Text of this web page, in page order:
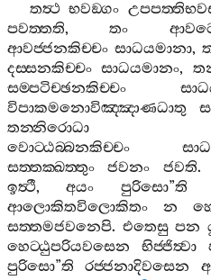
තත්‍ථ භවඞ‍්ගං
පවත‍්තති,තං
ආවජ‍්ජනකිච‍්චං සාධයමානා,
දස‍්සනකිච‍්චං සාධයමානං,
සම‍්පටිච‍්ඡනකිච‍්චං
විපාකමනොවිඤ‍්ඤාණධාතු
තන‍්නිරොධා
වොට‍්ඨබ‍්බනකිච‍්චං
සත‍්තක‍්ඛත‍්තුං
ජවනං ජවති
ඉත්‍ථී,අයං පුරිසො”ති
ආලොකිතවිලොකිතං
න
සත‍්තමජවනෙපි. එතෙසු පන
හෙට‍්ඨුපරියවසෙන
භිජ‍්ජිත්‍වා
පුරිසො”ති රජ‍්ජනාදිවසෙන